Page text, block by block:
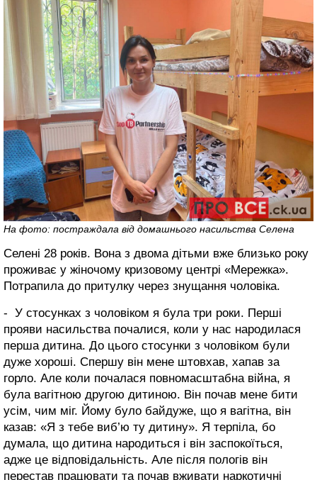
На фото: постраждала від домашнього насильства Селена
Селені 28 років. Вона з двома дітьми вже близько року
проживає у жіночому кризовому центрі «Мережка».
Потрапила до притулку через знущання чоловіка.
- У стосунках з чоловіком я була три роки. Перші
прояви насильства почалися, коли у нас народилася
перша дитина. До цього стосунки з чоловіком були
дуже хороші. Спершу він мене штовхав, хапав за
горло. Але коли почалася повномасштабна війна, я
була вагітною другою дитиною. Він почав мене бити
усім, чим міг. Йому було байдуже, що я вагітна, він
казав: «Я з тебе виб’ю ту дитину». Я терпіла, бо
думала, що дитина народиться і він заспокоїться,
адже це відповідальність. Але після пологів він
перестав працювати та почав вживати наркотичні